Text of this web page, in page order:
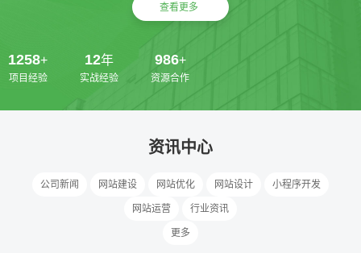
查看更多
1258+
项目经验
12年
实战经验
986+
资源合作
资讯中心
公司新闻 网站建设 网站优化 网站设计 小程序开发
网站运营 行业资讯
更多